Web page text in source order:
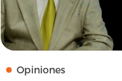
Opiniones